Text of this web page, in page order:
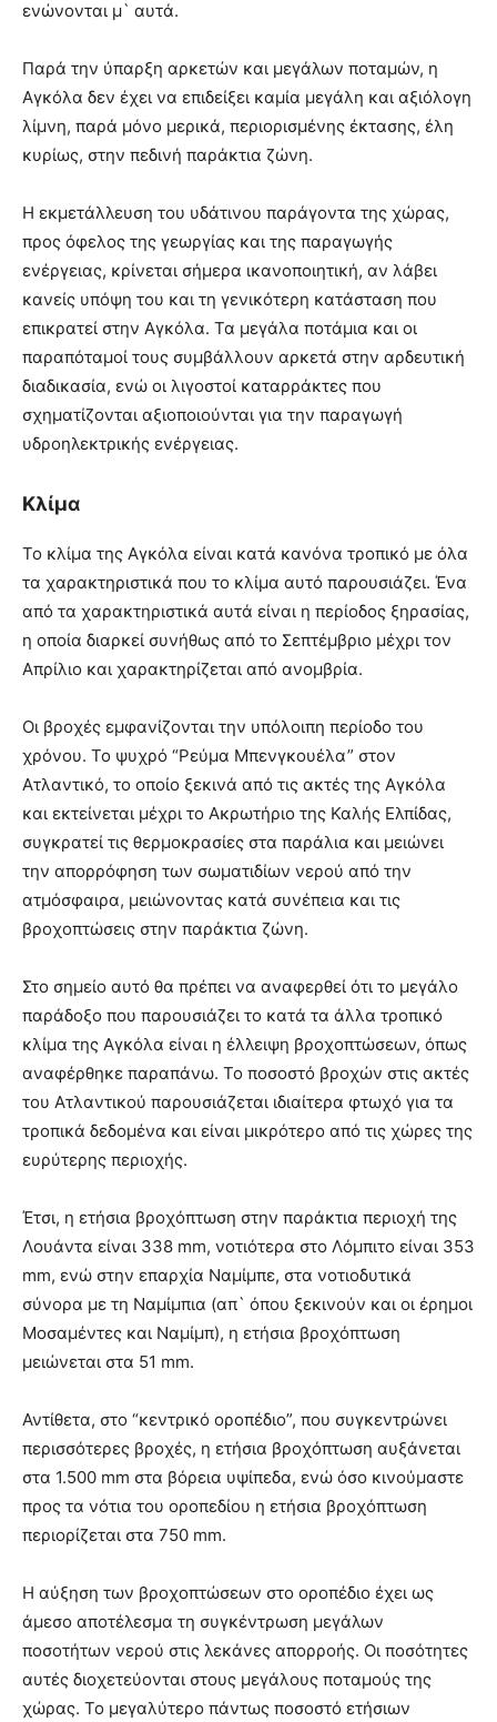
ενώνονται μ` αυτά.
Παρά την ύπαρξη αρκετών και μεγάλων ποταμών, η
Αγκόλα δεν έχει να επιδείξει καμία μεγάλη και αξιόλογη
λίμνη, παρά μόνο μερικά, περιορισμένης έκτασης, έλη
κυρίως, στην πεδινή παράκτια ζώνη.
Η εκμετάλλευση του υδάτινου παράγοντα της χώρας,
προς όφελος της γεωργίας και της παραγωγής
ενέργειας, κρίνεται σήμερα ικανοποιητική, αν λάβει
κανείς υπόψη του και τη γενικότερη κατάσταση που
επικρατεί στην Αγκόλα. Τα μεγάλα ποτάμια και οι
παραπόταμοί τους συμβάλλουν αρκετά στην αρδευτική
διαδικασία, ενώ οι λιγοστοί καταρράκτες που
σχηματίζονται αξιοποιούνται για την παραγωγή
υδροηλεκτρικής ενέργειας.
Κλίμα
Το κλίμα της Αγκόλα είναι κατά κανόνα τροπικό με όλα
τα χαρακτηριστικά που το κλίμα αυτό παρουσιάζει. Ένα
από τα χαρακτηριστικά αυτά είναι η περίοδος ξηρασίας,
η οποία διαρκεί συνήθως από το Σεπτέμβριο μέχρι τον
Απρίλιο και χαρακτηρίζεται από ανομβρία.
Οι βροχές εμφανίζονται την υπόλοιπη περίοδο του
χρόνου. Το ψυχρό “Ρεύμα Μπενγκουέλα” στον
Ατλαντικό, το οποίο ξεκινά από τις ακτές της Αγκόλα
και εκτείνεται μέχρι το Ακρωτήριο της Καλής Ελπίδας,
συγκρατεί τις θερμοκρασίες στα παράλια και μειώνει
την απορρόφηση των σωματιδίων νερού από την
ατμόσφαιρα, μειώνοντας κατά συνέπεια και τις
βροχοπτώσεις στην παράκτια ζώνη.
Στο σημείο αυτό θα πρέπει να αναφερθεί ότι το μεγάλο
παράδοξο που παρουσιάζει το κατά τα άλλα τροπικό
κλίμα της Αγκόλα είναι η έλλειψη βροχοπτώσεων, όπως
αναφέρθηκε παραπάνω. Το ποσοστό βροχών στις ακτές
του Ατλαντικού παρουσιάζεται ιδιαίτερα φτωχό για τα
τροπικά δεδομένα και είναι μικρότερο από τις χώρες της
ευρύτερης περιοχής.
Έτσι, η ετήσια βροχόπτωση στην παράκτια περιοχή της
Λουάντα είναι 338 mm, νοτιότερα στο Λόμπιτο είναι 353
mm, ενώ στην επαρχία Ναμίμπε, στα νοτιοδυτικά
σύνορα με τη Ναμίμπια (απ` όπου ξεκινούν και οι έρημοι
Μοσαμέντες και Ναμίμπ), η ετήσια βροχόπτωση
μειώνεται στα 51 mm.
Αντίθετα, στο “κεντρικό οροπέδιο”, που συγκεντρώνει
περισσότερες βροχές, η ετήσια βροχόπτωση αυξάνεται
στα 1.500 mm στα βόρεια υψίπεδα, ενώ όσο κινούμαστε
προς τα νότια του οροπεδίου η ετήσια βροχόπτωση
περιορίζεται στα 750 mm.
Η αύξηση των βροχοπτώσεων στο οροπέδιο έχει ως
άμεσο αποτέλεσμα τη συγκέντρωση μεγάλων
ποσοτήτων νερού στις λεκάνες απορροής. Οι ποσότητες
αυτές διοχετεύονται στους μεγάλους ποταμούς της
χώρας. Το μεγαλύτερο πάντως ποσοστό ετήσιων